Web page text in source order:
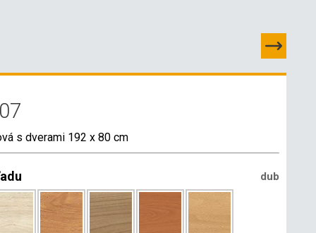
s dverami 192 x 80 cm
dub